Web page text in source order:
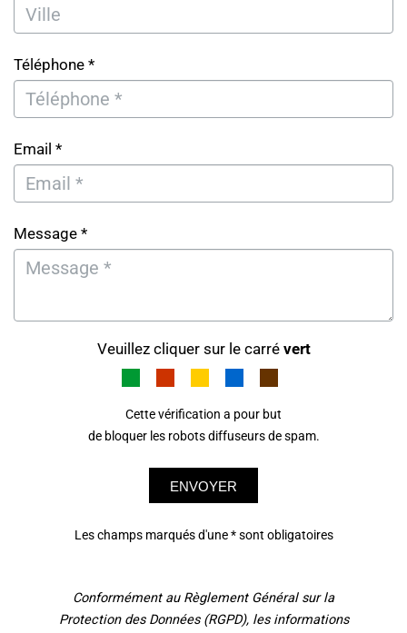
Téléphone *
Email *
Message *
Veuillez cliquer sur le carré vert
Cette vérification a pour but
de bloquer les robots diffuseurs de spam.
ENVOYER
Les champs marqués d'une * sont obligatoires
Conformément au Règlement Général sur la
Protection des Données (RGPD), les informations